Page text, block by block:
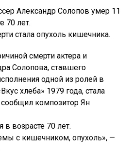
Александр Солопов умер 11
70 лет.
стала опухоль кишечника.
смерти актера и
Солопова, ставшего
одной из ролей в
хлеба» 1979 года, стала
композитор Ян
возрасте 70 лет.
с кишечником, опухоль», —